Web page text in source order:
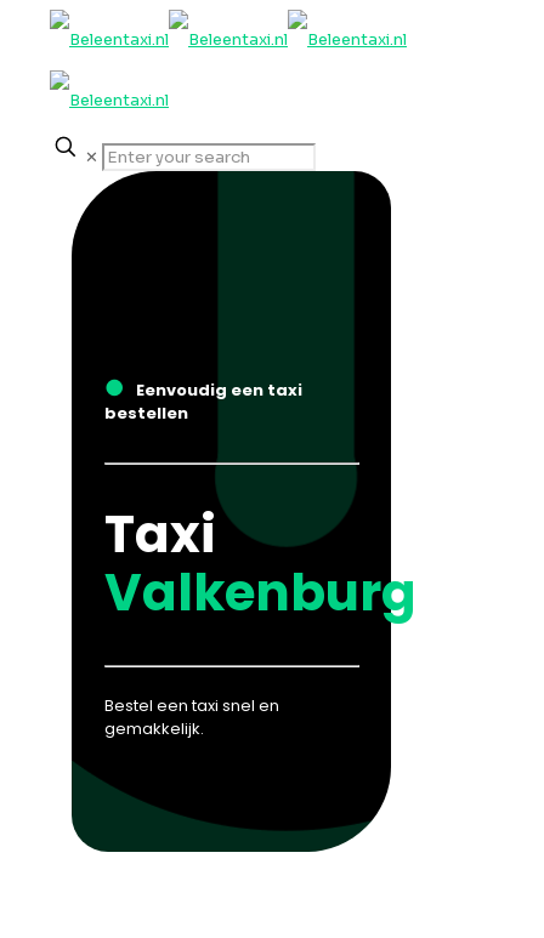
✕
●
Eenvoudig een taxi
bestellen
Taxi
Valkenburg
Bestel een taxi snel en
gemakkelijk.